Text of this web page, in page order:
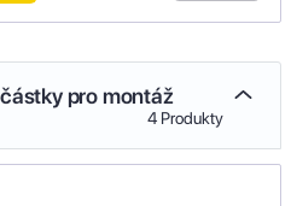
pro montáž
4 Produkty